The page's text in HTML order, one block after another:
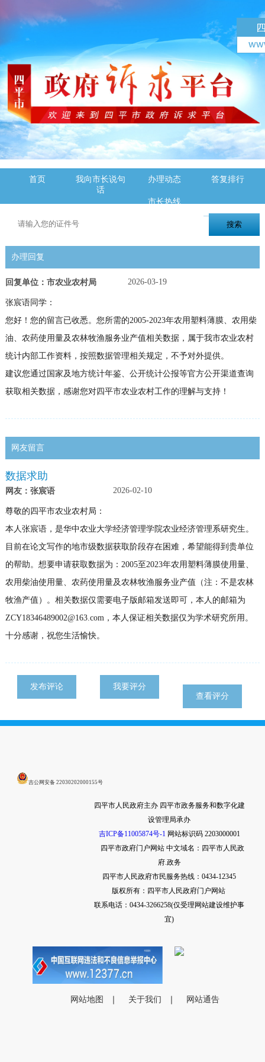
首页
我向市长说句
话
办理动态 答复排行
市长热线
办理回复
回复单位：市农业农村局 2026-03-19
张宸语同学：
您好！您的留言已收悉。您所需的2005-2023年农用塑料薄膜、农用柴
油、农药使用量及农林牧渔服务业产值相关数据，属于我市农业农村
统计内部工作资料，按照数据管理相关规定，不予对外提供。
建议您通过国家及地方统计年鉴、公开统计公报等官方公开渠道查询
获取相关数据，感谢您对四平市农业农村工作的理解与支持！
网友留言
数据求助
网友：张宸语 2026-02-10
尊敬的四平市农业农村局：
本人张宸语，是华中农业大学经济管理学院农业经济管理系研究生。
目前在论文写作的地市级数据获取阶段存在困难，希望能得到贵单位
的帮助。想要申请获取数据为：2005至2023年农用塑料薄膜使用量、
农用柴油使用量、农药使用量及农林牧渔服务业产值（注：不是农林
牧渔产值）。相关数据仅需要电子版邮箱发送即可，本人的邮箱为
ZCY18346489002@163.com，本人保证相关数据仅为学术研究所用。
十分感谢，祝您生活愉快。
发布评论
我要评分
查看评分
吉公网安备 22030202000155号
四平市人民政府主办 四平市政务服务和数字化建
设管理局承办
吉ICP备11005874号-1 网站标识码 2203000001
四平市政府门户网站 中文域名：四平市人民政
府.政务
四平市人民政府市民服务热线：0434-12345
版权所有：四平市人民政府门户网站
联系电话：0434-3266258(仅受理网站建设维护事
宜)
网站地图 ｜ 关于我们 ｜ 网站通告